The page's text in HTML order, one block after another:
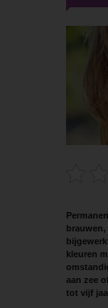
kleuren
aan zee
tot vijf